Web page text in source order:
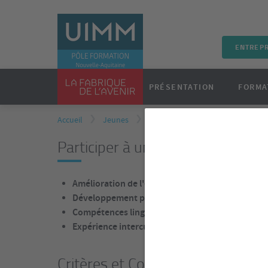
PRÉSENTATION
Accueil Jeunes
Participer à un stage à
Amélioration de l'employabilité : En acquérant
Développement personnel et professionnel :
Compétences linguistiques
Expérience interculturelle : En découvrant
Critères et Conditions